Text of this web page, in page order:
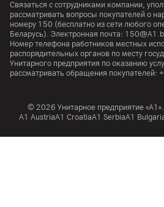
Связаться с сотрудниками компании,
рассматривать вопросы покупателей о
номеру 150 (бесплатно из сети любого
Беларусь). Электронная почта:
Номер телефона работников местных
распорядительных органов по месту
Унитарного предприятия по оказанию
рассматривать обращения покупателей:
© 2026 Унитарное предприятие
A1 AustriaA1 CroatiaА1 SerbiaA1